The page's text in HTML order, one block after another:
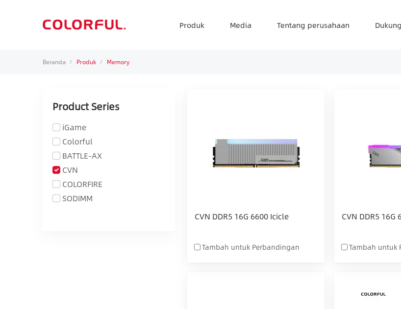
Produk Media Tentang perusahaan
Beranda / Produk / Memory
CVN DDR5 16G 6600 Icicle
Tambah untuk Perbandingan
CVN DDR5 16G
Tambah untuk
Product Series
iGame
Colorful
BATTLE-AX
CVN
COLORFIRE
SODIMM